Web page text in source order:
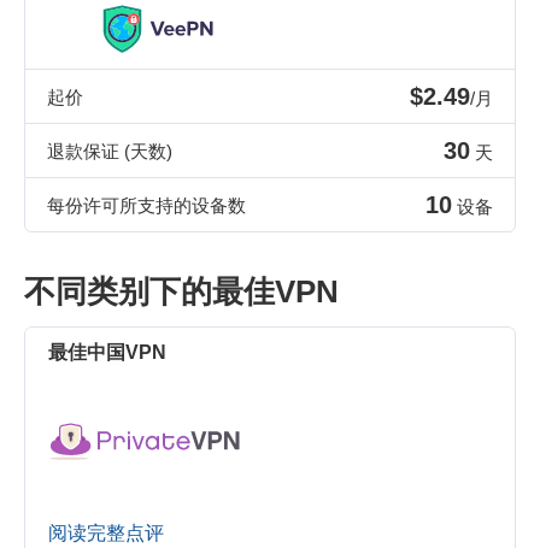
起价 $2.49/月
退款保证 (天数) 30 天
每份许可所支持的设备数 10 设备
不同类别下的最佳VPN
最佳中国VPN
阅读完整点评